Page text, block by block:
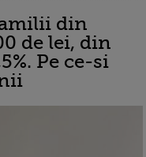
din
de lei, din
Pe ce-si